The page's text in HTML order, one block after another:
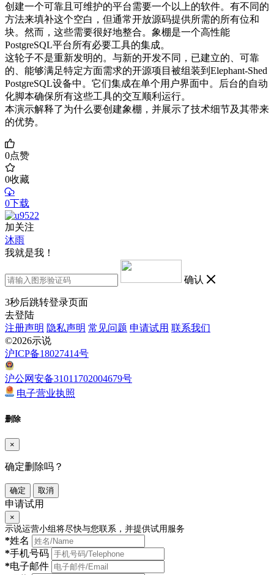
创建一个可靠且可维护的平台需要一个以上的软件。有不同的
方法来填补这个空白，但通常开放源码提供所需的所有位和
块。然而，这些需要很好地整合。象棚是一个高性能
PostgreSQL平台所有必要工具的集成。
这轮子不是重新发明的。与新的开发不同，已建立的、可靠
的、能够满足特定方面需求的开源项目被组装到Elephant-Shed
PostgreSQL设备中。它们集成在单个用户界面中。后台的自动
化脚本确保所有这些工具的交互顺利运行。
本演示解释了为什么要创建象棚，并展示了技术细节及其带来
的优势。
0点赞
0收藏
0下载
加关注
沐雨
我就是我！
确认
3秒后跳转登录页面
去登陆
注册声明 隐私声明 常见问题 申请试用 联系我们
©2026示说
沪ICP备18027414号
沪公网安备31011702004679号
电子营业执照
删除
×
确定删除吗？
确定 取消
申请试用
×
示说运营小组将尽快与您联系，并提供试用服务
*姓名
*手机号码
*电子邮件